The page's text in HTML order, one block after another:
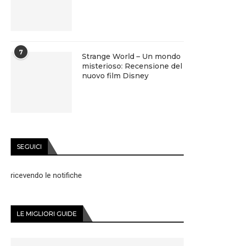
7
Strange World – Un mondo
misterioso: Recensione del
nuovo film Disney
SEGUICI
ricevendo le notifiche
LE MIGLIORI GUIDE